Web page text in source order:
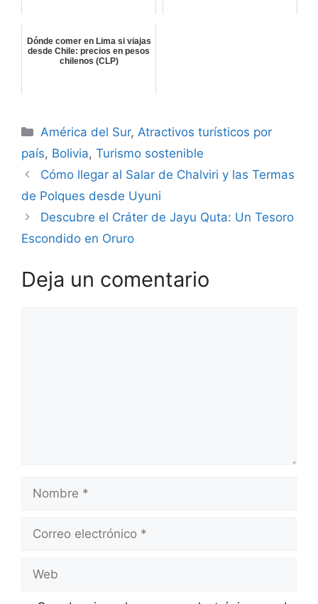
Dónde comer en Lima si viajas
desde Chile: precios en pesos
chilenos (CLP)
Categorías
América del Sur,Atractivos turísticos por
país, Bolivia, Turismo sostenible
Cómo llegar al Salar de Chalviri y las Termas
de Polques desde Uyuni
Descubre el Cráter de Jayu Quta: Un Tesoro
Escondido en Oruro
Deja un comentario
electrónico